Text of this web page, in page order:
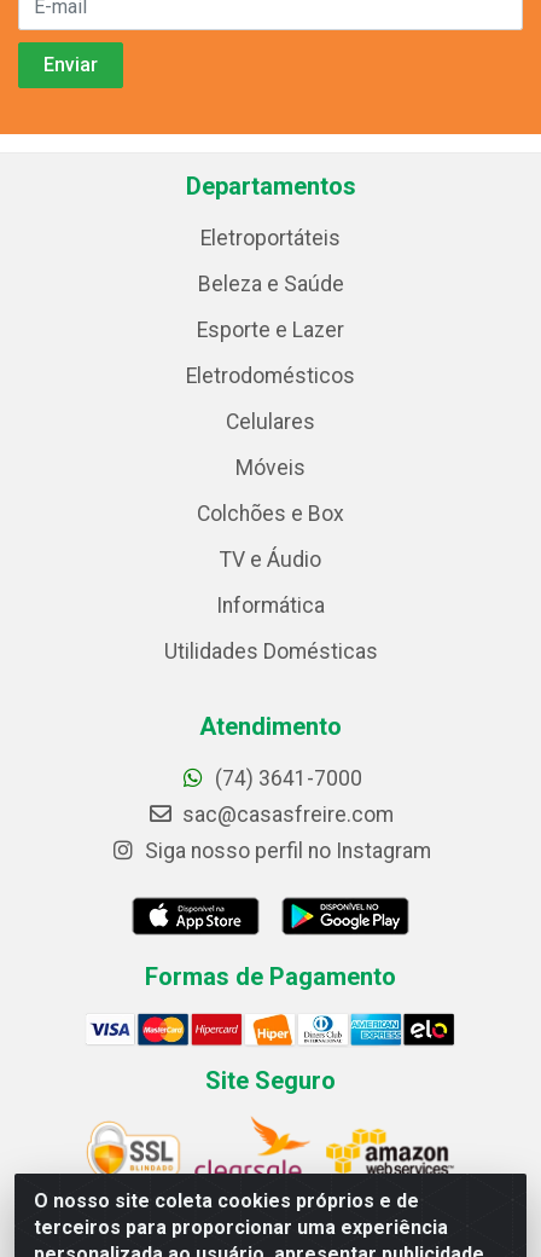
O nosso site coleta cookies próprios e de
terceiros para proporcionar uma experiência
Departamentos
Eletroportáteis
Beleza e Saúde
Esporte e Lazer
Eletrodomésticos
Celulares
Móveis
Colchões e Box
TV e Áudio
Informática
Utilidades Domésticas
Atendimento
(74) 3641-7000
sac@casasfreire.com
Siga nosso perfil no Instagram
Formas de Pagamento
Site Seguro